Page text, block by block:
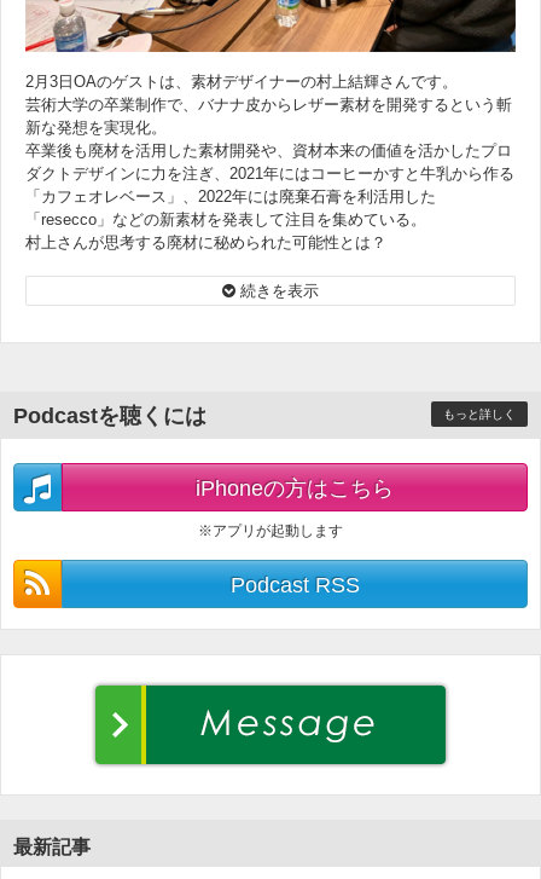
2月3日OAのゲストは、素材デザイナーの村上結輝さんです。
芸術大学の卒業制作で、バナナ皮からレザー素材を開発するという斬
新な発想を実現化。
卒業後も廃材を活用した素材開発や、資材本来の価値を活かしたプロ
ダクトデザインに力を注ぎ、2021年にはコーヒーかすと牛乳から作る
「カフェオレベース」、2022年には廃棄石膏を利活用した
「resecco」などの新素材を発表して注目を集めている。
村上さんが思考する廃材に秘められた可能性とは？
続きを表示
Podcastを聴くには もっと詳しく
iPhoneの方はこちら
※アプリが起動します
Podcast RSS
最新記事